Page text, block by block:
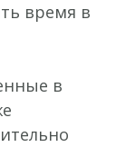
время в
в